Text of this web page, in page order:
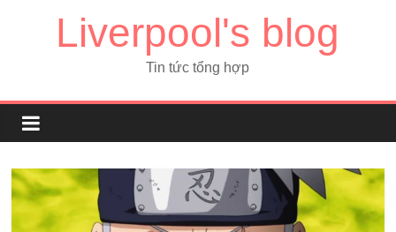
Liverpool's blog
Tin tức tổng hợp